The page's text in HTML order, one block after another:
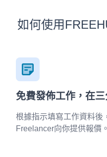
如何使用
免費發佈工作，在
根據指示填寫工作資料後
Freelancer向你提供報價。